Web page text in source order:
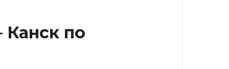
Канск по